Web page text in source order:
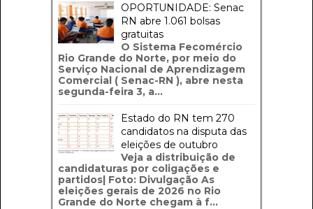
OPORTUNIDADE: Senac
RN abre 1.061 bolsas
gratuitas
O Sistema Fecomércio
Rio Grande do Norte, por meio do
Serviço Nacional de Aprendizagem
Comercial ( Senac-RN ), abre nesta
segunda-feira 3, a...
Estado do RN tem 270
candidatos na disputa das
eleições de outubro
Veja a distribuição de
candidaturas por coligações e
partidos| Foto: Divulgação As
eleições gerais de 2026 no Rio
Grande do Norte chegam à f...